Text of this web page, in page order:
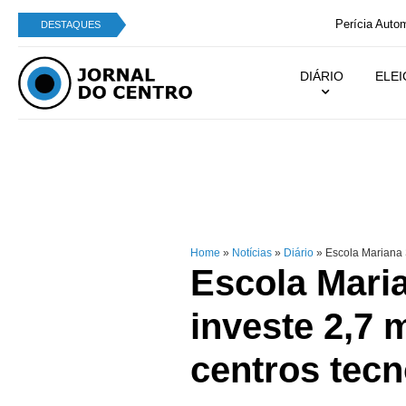
DESTAQUES Perícia Automóvel de Campo de Besteiros
DIÁRIO
Home » Notícias » Diário » Escola Mariana
Escola
investe 2,7
centros